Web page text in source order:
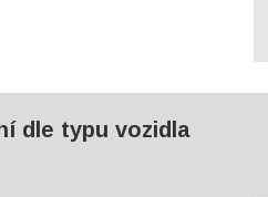
dle typu vozidla